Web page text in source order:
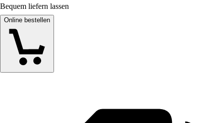
Bequem liefern lassen
Online bestellen